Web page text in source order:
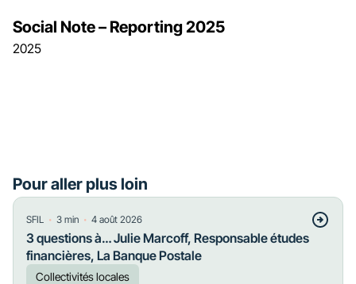
2025
Social Note – Reporting 2025
Pour aller plus loin
SFIL ・ 3 min ・ 4 août 2026
3 questions à… Julie Marcoff, Responsable études
financières, La Banque Postale
Collectivités locales